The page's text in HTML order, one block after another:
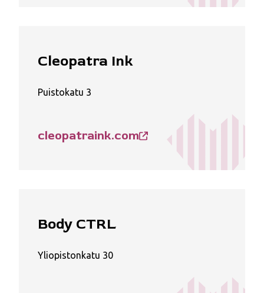
Cleopatra Ink
Puistokatu 3
cleopatraink.com
Body CTRL
Yliopistonkatu 30